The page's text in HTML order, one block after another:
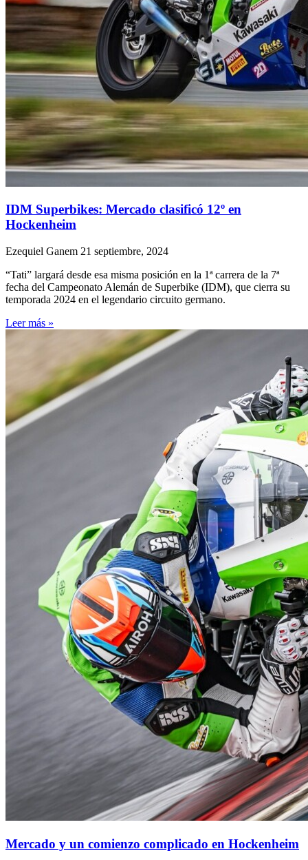
IDM Superbikes: Mercado clasificó 12º en
Hockenheim
Ezequiel Ganem 21 septiembre, 2024
“Tati” largará desde esa misma posición en la 1ª carrera de la 7ª
fecha del Campeonato Alemán de Superbike (IDM), que cierra su
temporada 2024 en el legendario circuito germano.
Leer más »
Mercado y un comienzo complicado en Hockenheim